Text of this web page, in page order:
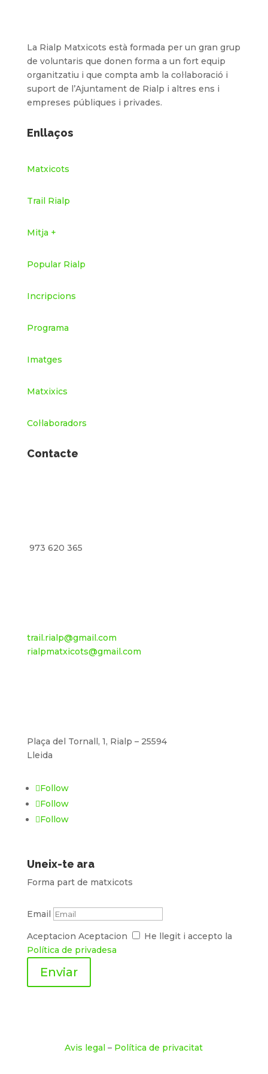
La Rialp Matxicots està formada per un gran grup
de voluntaris que donen forma a un fort equip
organitzatiu i que compta amb la col·laboració i
suport de l’Ajuntament de Rialp i altres ens i
empreses públiques i privades.
Enllaços
Matxicots
Trail Rialp
Mitja +
Popular Rialp
Incripcions
Programa
Imatges
Matxixics
Col·laboradors
Contacte
973 620 365
trail.rialp@gmail.com
rialpmatxicots@gmail.com
Plaça del Tornall, 1, Rialp – 25594
Lleida
Follow
Follow
Follow
Uneix-te ara
Forma part de matxicots
Email
Aceptacion Aceptacion
He llegit i accepto la
Política de privadesa
Enviar
Avis legal – Política de privacitat